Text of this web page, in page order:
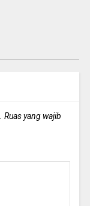
Ruas yang wajib